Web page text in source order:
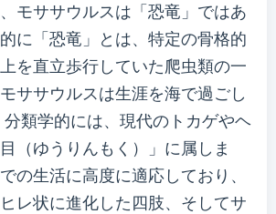
モササウルスは「恐竜」ではあ
に「恐竜」とは、特定の骨格的
を直立歩行していた爬虫類の一
ササウルスは生涯を海で過ごし
類学的には、現代のトカゲやヘ
（ゆうりんもく）」に属しま
の生活に高度に適応しており、
レ状に進化した四肢、そしてサ